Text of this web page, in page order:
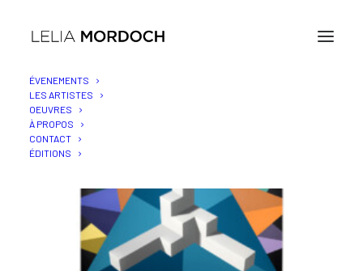
ÉVENEMENTS
LES ARTISTES
OEUVRES
À PROPOS
CONTACT
ÉDITIONS